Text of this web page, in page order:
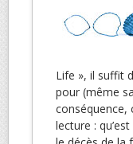
Life », il suffit
pour (même
conséquence,
lecture :